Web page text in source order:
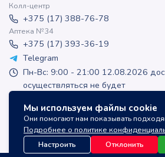
Мы используем файлы cookie
Они помогают нам показывать
Подробнее о политике
Настроить
Отклонить
Колл-центр
+375 (17) 388-76-78
Аптека №34
+375 (17) 393-36-19
Telegram
Пн-Вс: 9:00 - 21:00 12.08.2026
осуществляться не будет
inlek_apteka
inlek_apteka